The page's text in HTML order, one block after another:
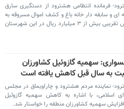
فرمانده انتظامی هشترود از دستگیری سارق
ای و سابقه دار خانه باغ و کشف اموال مسروقه به
ارزش تقریبی بیش از ۳ میلیارد ریال در این شهرستان
سهمیه گازوئیل کشاورزان
به سال قبل کاهش یافته است
نماینده مردم هشترود و چاراویماق در مجلس
اسلامی، با اشاره به کاهش سهمیه گازوئیل
سهمیه کشاورزان منطقه را خواستار شد.